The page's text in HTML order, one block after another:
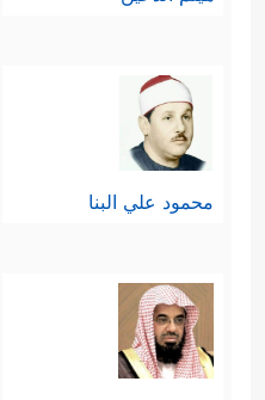
محمود علي البنا